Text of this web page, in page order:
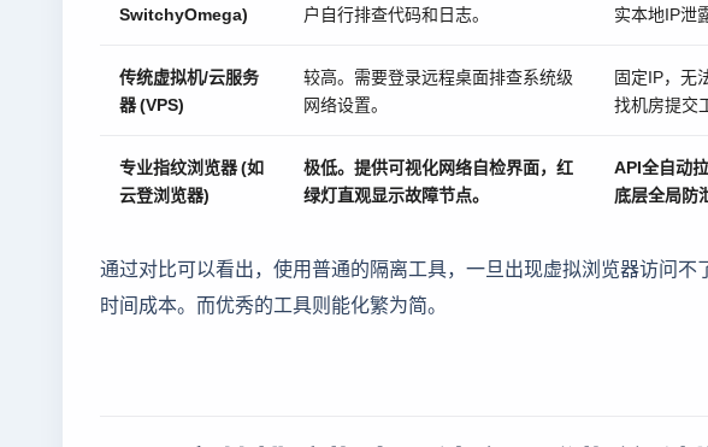
SwitchyOmega)
户自行排查代码和日志。
实本地IP泄
传统虚拟机/云服务
器 (VPS)
较高。需要登录远程桌面排查系统级
网络设置。
固定IP，无
找机房提交
专业指纹浏览器 (如
云登浏览器)
极低。提供可视化网络自检界面，红
绿灯直观显示故障节点。
API全自动
底层全局防
通过对比可以看出，使用普通的隔离工具，一旦出现虚拟浏览器访问
时间成本。而优秀的工具则能化繁为简。